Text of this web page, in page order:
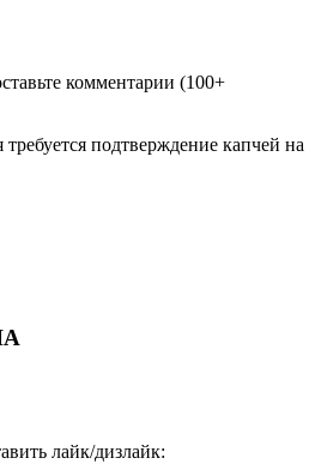
комментарии (100+
подтверждение капчей на
лайк/дизлайк: